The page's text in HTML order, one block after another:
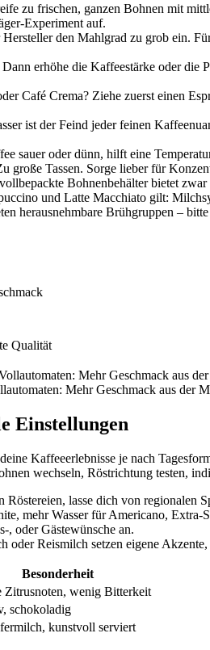
zu frischen, ganzen Bohnen mit
Experiment auf.
Hersteller den Mahlgrad zu grob ein.
erhöhe die Kaffeestärke oder die
Café Crema? Ziehe zuerst einen
ist der Feind jeder feinen
sauer oder dünn, hilft eine
große Tassen. Sorge lieber für
Bohnenbehälter bietet
und Latte Macchiato gilt:
herausnehmbare Brühgruppen –
Qualität
Mehr Geschmack aus der
Einstellungen
Kaffeeerlebnisse je nach
wechseln, Röstrichtung testen,
Röstereien, lasse dich von regionalen
mehr Wasser für Americano, Extra-
, oder Gästewünsche an.
oder Reismilch setzen eigene
Besonderheit
Zitrusnoten, wenig Bitterkeit
schokoladig
kunstvoll serviert